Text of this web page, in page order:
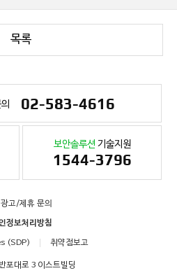
목록
02-583-4616
보안솔루션 기술지원
1544-3796
광고/제휴 문의
정보처리방침
(SDP)
취약점보고
포대로 3 이스트빌딩